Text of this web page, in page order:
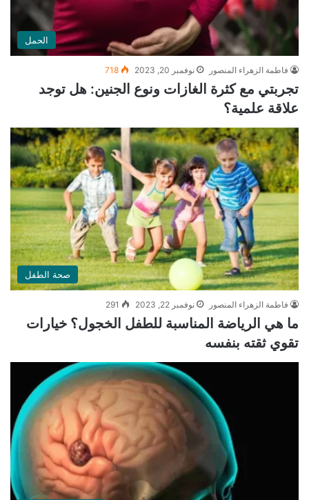
الحمل
فاطمة الزهراء المنصور نوفمبر 20, 2023 718
تجربتي مع كثرة الغازات ونوع الجنين: هل توجد
علاقة علمية؟
صحة الطفل
فاطمة الزهراء المنصور نوفمبر 22, 2023 291
ما هي الرياضة المناسبة للطفل الخجول؟ خيارات
تقوي ثقته بنفسه